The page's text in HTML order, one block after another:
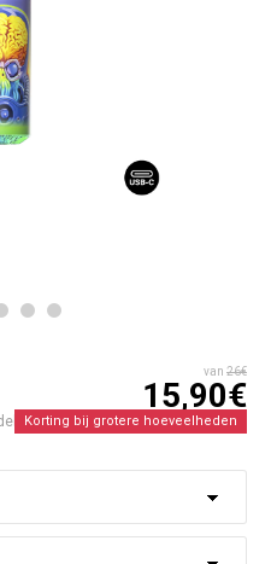
van 26€
15,90€
Korting bij grotere hoeveelheden